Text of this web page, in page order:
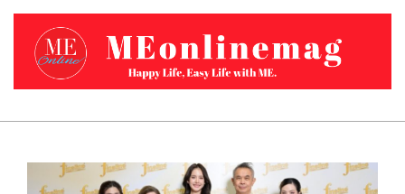
Skip
content
Primary